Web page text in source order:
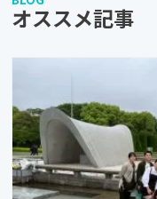
オススメ記事